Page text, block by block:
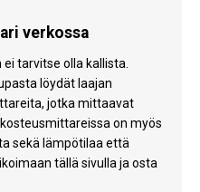
verkossa
tarvitse olla kallista.
löydät laajan
jotka mittaavat
on myös
sekä lämpötilaa että
tällä sivulla ja osta